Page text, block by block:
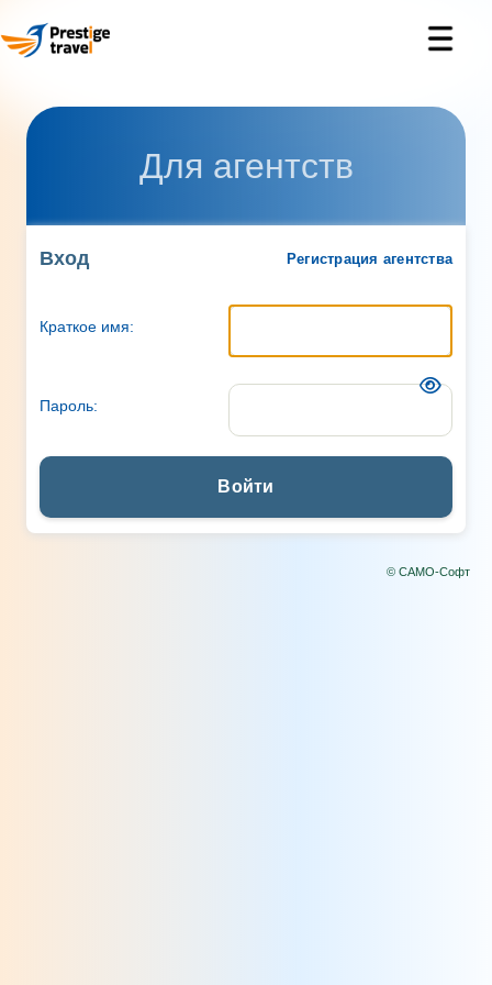
Для агентств
Вход Регистрация агентства
Краткое имя:
Пароль:
Войти
© САМО-Софт